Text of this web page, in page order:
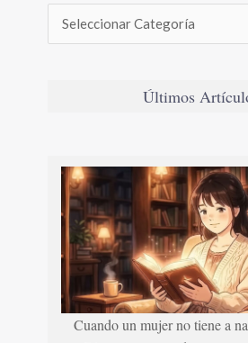
Últimos
Cuando un mujer no tiene a